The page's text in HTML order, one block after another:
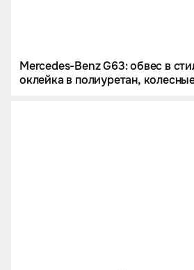
Mercedes-Benz G63: обвес в
оклейка в полиуретан,